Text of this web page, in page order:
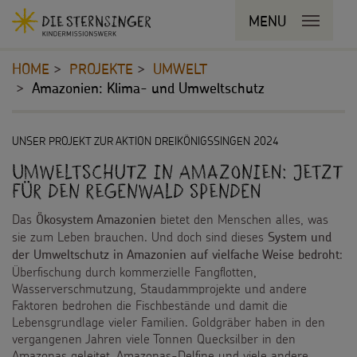
Navigationsabkürzungen
Seiteninhalt
Zur
Hauptnavigation
Zur
MENU
MENU SCHLIESSEN
Sternsinger-Material
Tipps und Anregungen
Hintergründe und Empfehlungen
Sternsingermobil
Fotoausstellung
PROJEKTE
180 Jahre
Umwelt
Bildung
Gesundheit
Kinderrechte
befinden
sich
hier:
HOME PROJEKTE
UMWELT
Amazonien: Klima- und Umweltschutz
Inhalt
UNSER PROJEKT ZUR AKTION DREIKÖNIGSSINGEN 2024
Umweltschutz in Amazonien: Jetzt
für den Regenwald spenden
Das Ökosystem Amazonien bietet den Menschen alles, was
sie zum Leben brauchen. Und doch sind dieses System und
der Umweltschutz in Amazonien auf vielfache Weise bedroht:
Überfischung durch kommerzielle Fangflotten,
Wasserverschmutzung, Staudammprojekte und andere
Faktoren bedrohen die Fischbestände und damit die
Lebensgrundlage vieler Familien. Goldgräber haben in den
vergangenen Jahren viele Tonnen Quecksilber in den